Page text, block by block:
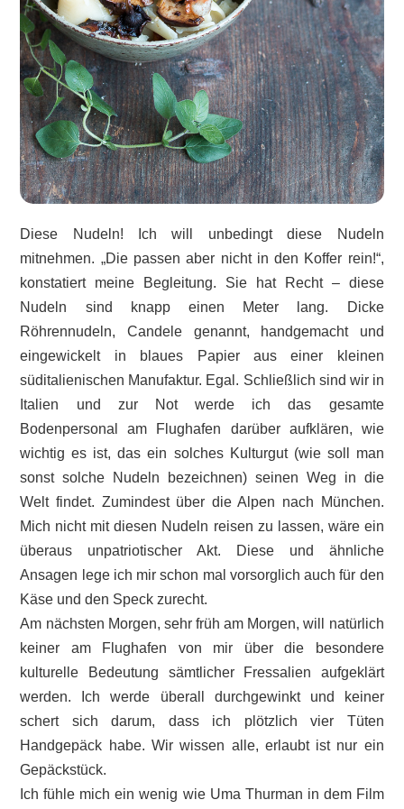
Diese Nudeln! Ich will unbedingt diese Nudeln
mitnehmen. „Die passen aber nicht in den Koffer rein!“,
konstatiert meine Begleitung. Sie hat Recht – diese
Nudeln sind knapp einen Meter lang. Dicke
Röhrennudeln, Candele genannt, handgemacht und
eingewickelt in blaues Papier aus einer kleinen
süditalienischen Manufaktur. Egal. Schließlich sind wir in
Italien und zur Not werde ich das gesamte
Bodenpersonal am Flughafen darüber aufklären, wie
wichtig es ist, das ein solches Kulturgut (wie soll man
sonst solche Nudeln bezeichnen) seinen Weg in die
Welt findet. Zumindest über die Alpen nach München.
Mich nicht mit diesen Nudeln reisen zu lassen, wäre ein
überaus unpatriotischer Akt. Diese und ähnliche
Ansagen lege ich mir schon mal vorsorglich auch für den
Käse und den Speck zurecht.
Am nächsten Morgen, sehr früh am Morgen, will natürlich
keiner am Flughafen von mir über die besondere
kulturelle Bedeutung sämtlicher Fressalien aufgeklärt
werden. Ich werde überall durchgewinkt und keiner
schert sich darum, dass ich plötzlich vier Tüten
Handgepäck habe. Wir wissen alle, erlaubt ist nur ein
Gepäckstück.
Ich fühle mich ein wenig wie Uma Thurman in dem Film